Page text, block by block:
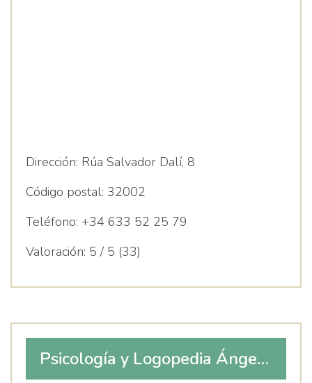
Dirección: Rúa Salvador Dalí, 8
Código postal: 32002
Teléfono: +34 633 52 25 79
Valoración: 5 / 5 (33)
Psicología y Logopedia Ángela